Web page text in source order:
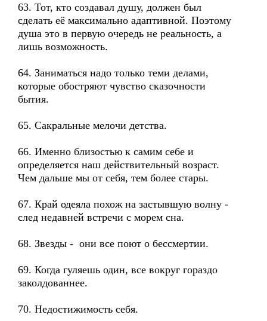
63. Тот, кто создавал душу, должен был
сделать её максимально адаптивной. Поэтому
душа это в первую очередь не реальность, а
лишь возможность.
64. Заниматься надо только теми делами,
которые обостряют чувство сказочности
бытия.
65. Сакральные мелочи детства.
66. Именно близостью к самим себе и
определяется наш действительный возраст.
Чем дальше мы от себя, тем более стары.
67. Край одеяла похож на застывшую волну -
след недавней встречи с морем сна.
68. Звезды - они все поют о бессмертии.
69. Когда гуляешь один, все вокруг гораздо
заколдованнее.
70. Недостижимость себя.